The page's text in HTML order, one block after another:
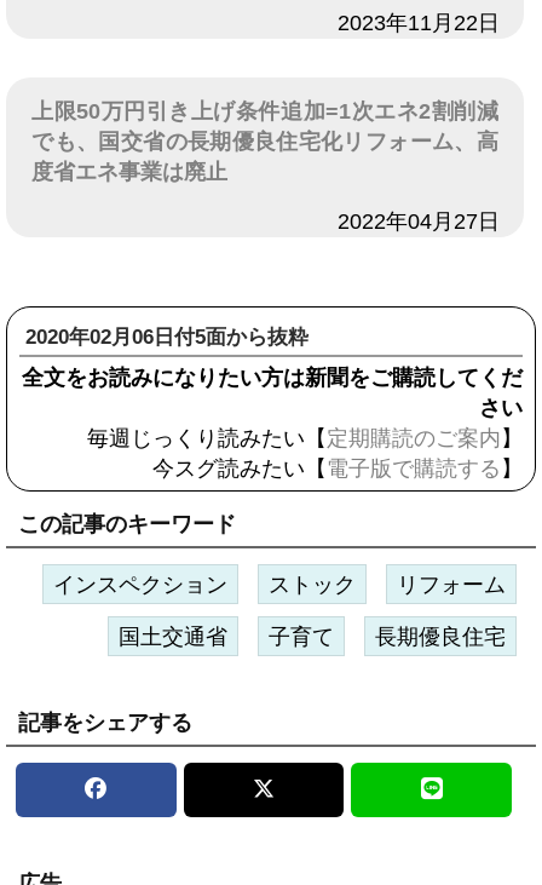
2023年11月22日
上限50万円引き上げ条件追加=1次エネ2割削減
でも、国交省の長期優良住宅化リフォーム、高
度省エネ事業は廃止
2022年04月27日
2020年02月06日付5面から抜粋
全文をお読みになりたい方は新聞をご購読してくだ
さい
毎週じっくり読みたい【 定期購読のご案内 】
今スグ読みたい【 電子版で購読する 】
この記事のキーワード
インスペクション ストック リフォーム
国土交通省 子育て 長期優良住宅
記事をシェアする